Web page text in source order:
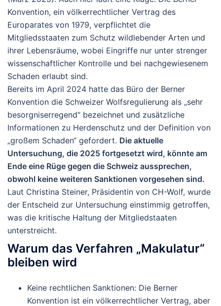
Konvention, ein völkerrechtlicher Vertrag des
Europarates von 1979, verpflichtet die
Mitgliedsstaaten zum Schutz wildlebender Arten und
ihrer Lebensräume, wobei Eingriffe nur unter strenger
wissenschaftlicher Kontrolle und bei nachgewiesenem
Schaden erlaubt sind.
Bereits im April 2024 hatte das Büro der Berner
Konvention die Schweizer Wolfsregulierung als „sehr
besorgniserregend“ bezeichnet und zusätzliche
Informationen zu Herdenschutz und der Definition von
„großem Schaden“ gefordert. Die aktuelle
Untersuchung, die 2025 fortgesetzt wird, könnte am
Ende eine Rüge gegen die Schweiz aussprechen,
obwohl keine weiteren Sanktionen vorgesehen sind.
Laut Christina Steiner, Präsidentin von CH-Wolf, wurde
der Entscheid zur Untersuchung einstimmig getroffen,
was die kritische Haltung der Mitgliedstaaten
unterstreicht.
Warum das Verfahren „Makulatur“
bleiben wird
Keine rechtlichen Sanktionen: Die Berner
Konvention ist ein völkerrechtlicher Vertrag, aber